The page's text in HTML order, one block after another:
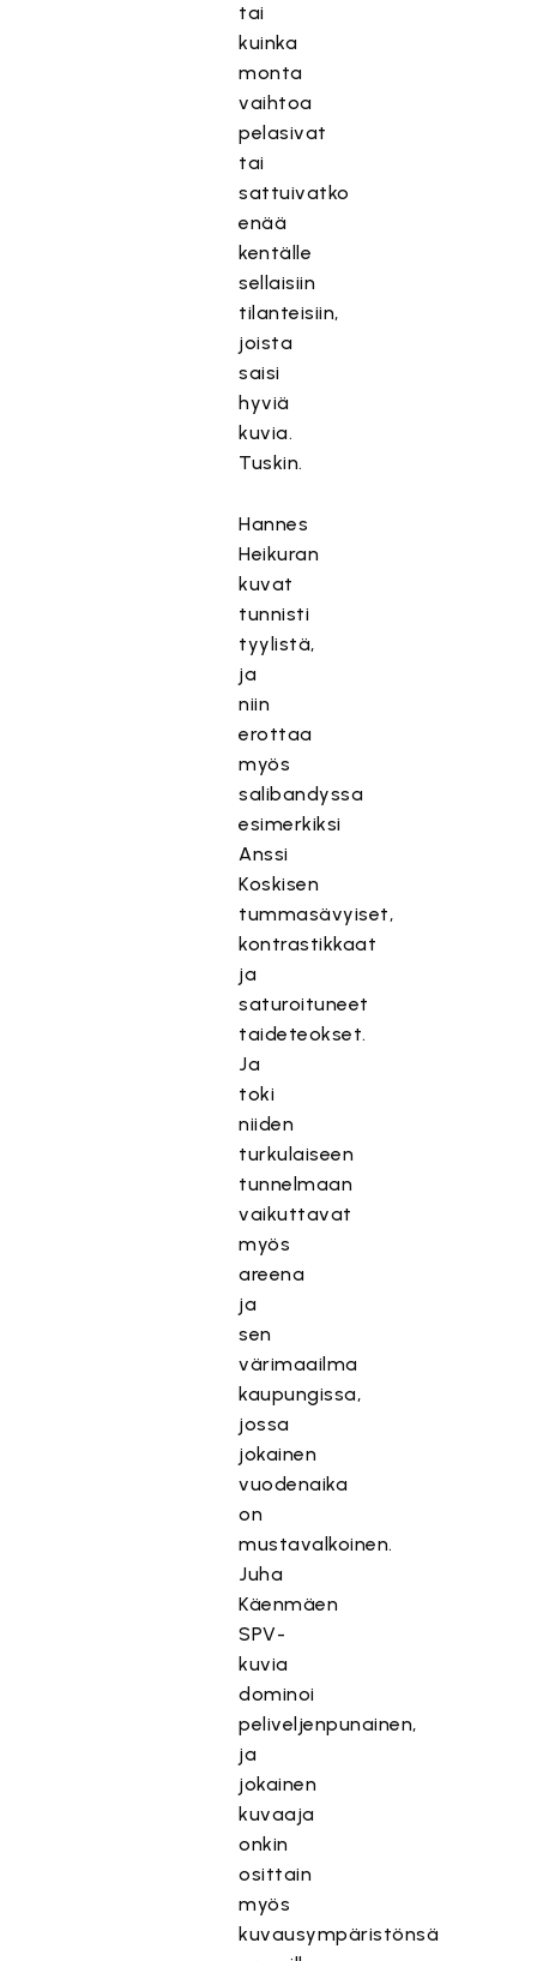
tai
kuinka
monta
vaihtoa
pelasivat
tai
sattuivatko
enää
kentälle
sellaisiin
tilanteisiin,
joista
saisi
hyviä
kuvia.
Tuskin.
Hannes
Heikuran
kuvat
tunnisti
tyylistä,
ja
niin
erottaa
myös
salibandyssa
esimerkiksi
Anssi
Koskisen
tummasävyiset,
kontrastikkaat
ja
saturoituneet
taideteokset.
Ja
toki
niiden
turkulaiseen
tunnelmaan
vaikuttavat
myös
areena
ja
sen
värimaailma
kaupungissa,
jossa
jokainen
vuodenaika
on
mustavalkoinen.
Juha
Käenmäen
SPV-
kuvia
dominoi
peliveljenpunainen,
ja
jokainen
kuvaaja
onkin
osittain
myös
kuvausympäristönsä